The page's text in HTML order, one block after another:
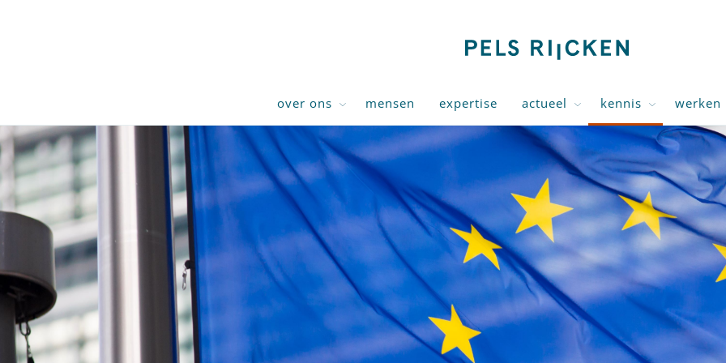
over ons mensen expertise actueel kennis werken